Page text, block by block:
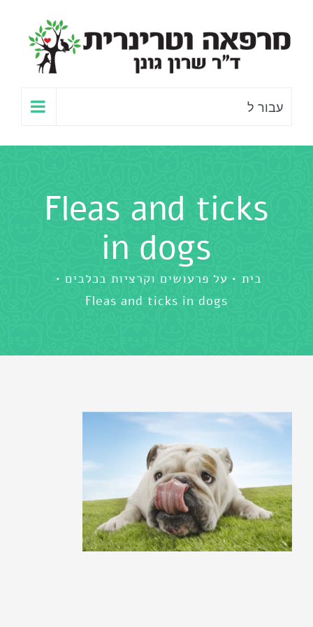
לתוכן
עבור ל
Fleas and ticks
in dogs
בית
על פרעושים וקרציות בכלבים
Fleas and ticks in dogs